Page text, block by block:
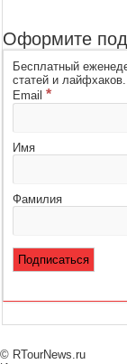
Оформите
Бесплатный
статей и лайфхаков.
Email*
Имя
Фамилия
© RTourNews.ru